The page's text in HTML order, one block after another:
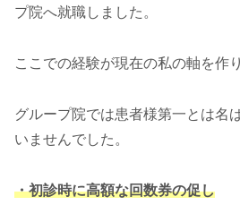
プ院へ就職しました。
ここでの経験が現在の私の軸を作
グループ院では患者様第一とは名
いませんでした。
・初診時に高額な回数券の促し